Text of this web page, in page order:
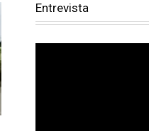
Entrevista